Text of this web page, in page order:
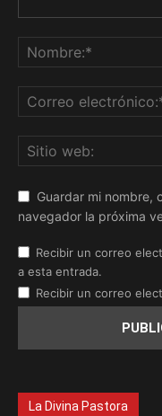
Guardar mi nombre,
navegador la próxima
Recibir un correo
a esta entrada.
Recibir un correo
La Divina Pastora